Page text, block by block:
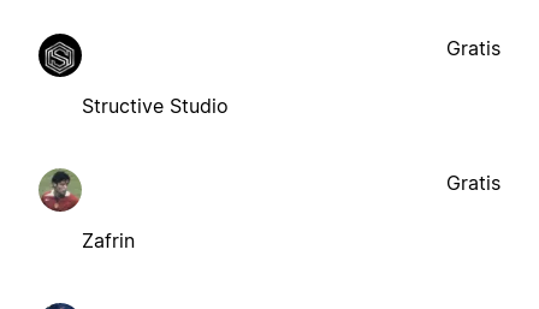
Structive Studio
Gratis
Zafrin
Gratis